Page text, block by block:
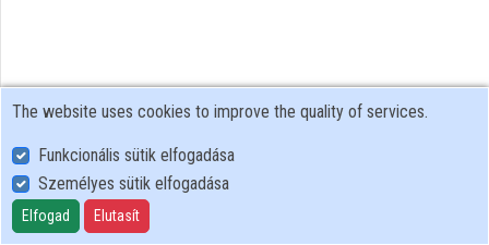
User Policy
Adatkezelési tájékoztató (en)
Cookie Policy
The website uses cookies to improve the quality of services.
Funkcionális sütik elfogadása
Személyes sütik elfogadása
Elfogad Elutasít